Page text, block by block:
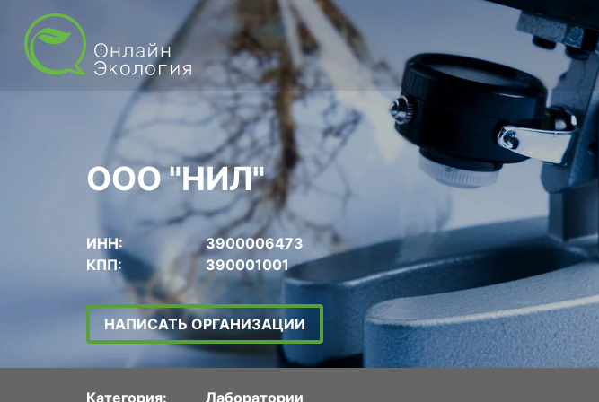
ООО "НИЛ"
ИНН:
3900006473
КПП:
390001001
НАПИСАТЬ ОРГАНИЗАЦИИ
Категория: Лаборатории